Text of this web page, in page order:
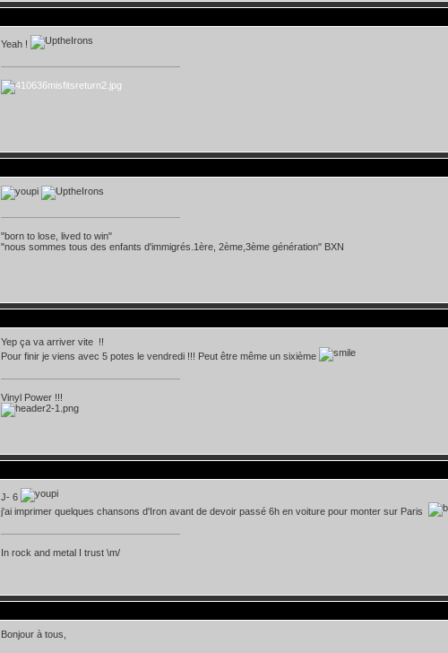
Yeah !
"born to lose, lived to win"
"nous sommes tous des enfants d'immigrés.1ère, 2ème,3ème génération" BXN
Yep ça va arriver vite !!
Pour finir je viens avec 5 potes le vendredi !!! Peut être même un sixième
Vinyl Power !!!
J- 6
j'ai imprimer quelques chansons d'Iron avant de devoir passé 6h en voiture pour monter sur Paris
In rock and metal I trust \m/
Bonjour à tous,